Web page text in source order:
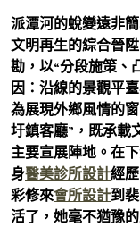
派潭河的蛻變遠非
文明再生的綜合晉
勘，以“分段施策、
因：沿線的景觀平
為展現外鄉風情的
圩鎮客廳”，既承載
主要宣展陣地。在
身醫美診所設計經
彩修來會所設計到
活了，她毫不猶豫